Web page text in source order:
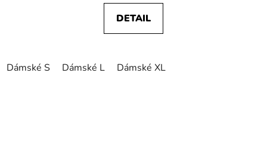
DETAIL
Dámské S Dámské L Dámské XL